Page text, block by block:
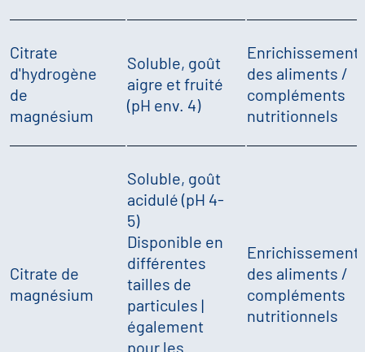
Citrate
d'hydrogène
de
magnésium
Soluble, goût
aigre et fruité
(pH env. 4)
Enrichissement
des aliments /
compléments
nutritionnels
Citrate de
magnésium
Soluble, goût
acidulé (pH 4-
5)
Disponible en
différentes
tailles de
particules |
également
pour les
Enrichissement
des aliments /
compléments
nutritionnels